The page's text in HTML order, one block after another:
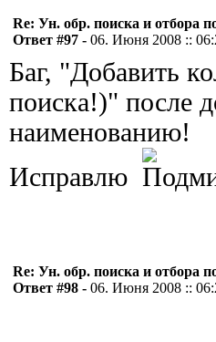
Re: Ун. обр. поиска и отбора
Ответ #97 - 06. Июня 2008 ::
Баг, "Добавить
поиска!)" после
наименованию!
Исправлю
Re: Ун. обр. поиска и отбора
Ответ #98 - 06. Июня 2008 ::